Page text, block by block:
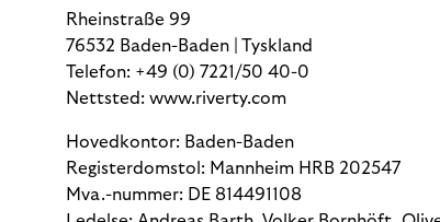
Rheinstraße 99
76532 Baden-Baden | Tyskland
Telefon: +49 (0) 7221/50 40-0
Nettsted: www.riverty.com
Hovedkontor: Baden-Baden
Registerdomstol: Mannheim HRB 202547
Mva.-nummer: DE 814491108